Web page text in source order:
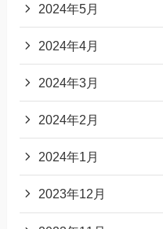
2024年5月
2024年4月
2024年3月
2024年2月
2024年1月
2023年12月